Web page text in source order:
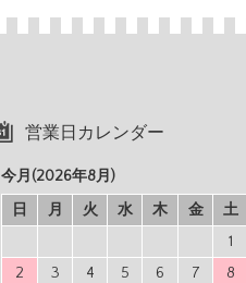
営業日カレンダー
今月(2026年8月)
日
月 火 水 木 金
土
1
2
3 4 5 6 7
8